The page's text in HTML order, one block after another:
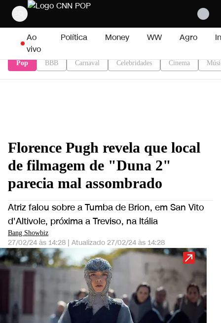
Pular para o conteúdo
Ao
vivo
Política Money WW Agro
Pop BBB Carnaval Celebridades Cinema
Florence Pugh revela que local
de filmagem de "Duna 2"
parecia mal assombrado
Atriz falou sobre a Tumba de Brion, em San Vito
d'Altivole, próxima a Treviso, na Itália
Bang Showbiz
27/02/24 às 14:28 | Atualizado 27/02/24 às 14:28